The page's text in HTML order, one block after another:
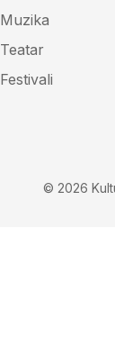
Muzika
Teatar
Festivali
© 2026